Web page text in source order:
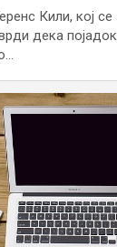
Кили, кој
дека